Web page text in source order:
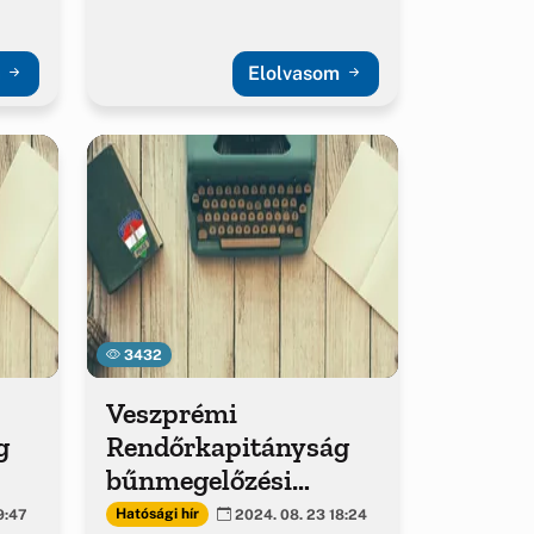
Elolvasom
3432
Veszprémi
Rendőrkapitányság
bűnmegelőzési
hírlevél
Hatósági hír 2024. 08. 23 18:24